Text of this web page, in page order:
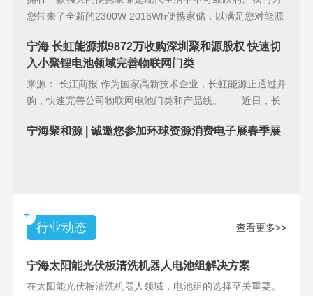
您带来了全新的2300W 2016Wh便携家储，以满足您对能源
宁海 长虹能源拟9872万收购深圳聚和源股权 快速切
入小聚锂电池领域完善物联网门类
来源： 长江商报 作为国家高新技术企业，长虹能源正通过并
购，快速完善公司物联网电池门类和产品线。 近日，长
宁海聚和源 | 诚邀您参加环球资源消费电子展春季展
+
行业动态
查看更多>>
宁海太阳能光伏板清洗机器人电池组解决方案
在太阳能光伏板清洗机器人领域，电池组的选择至关重要。